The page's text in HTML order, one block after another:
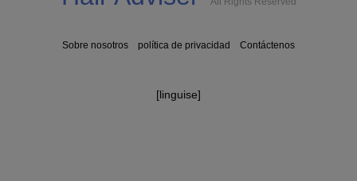
Sobre nosotros política de privacidad Contáctenos
[linguise]